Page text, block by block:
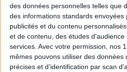
des données personnelles telles que
des informations standards
publicités et du contenu
et de contenu, des études
services. Avec votre permission, nos
mêmes pouvons utiliser des données
précises et d’identification par scan
Webinaires en